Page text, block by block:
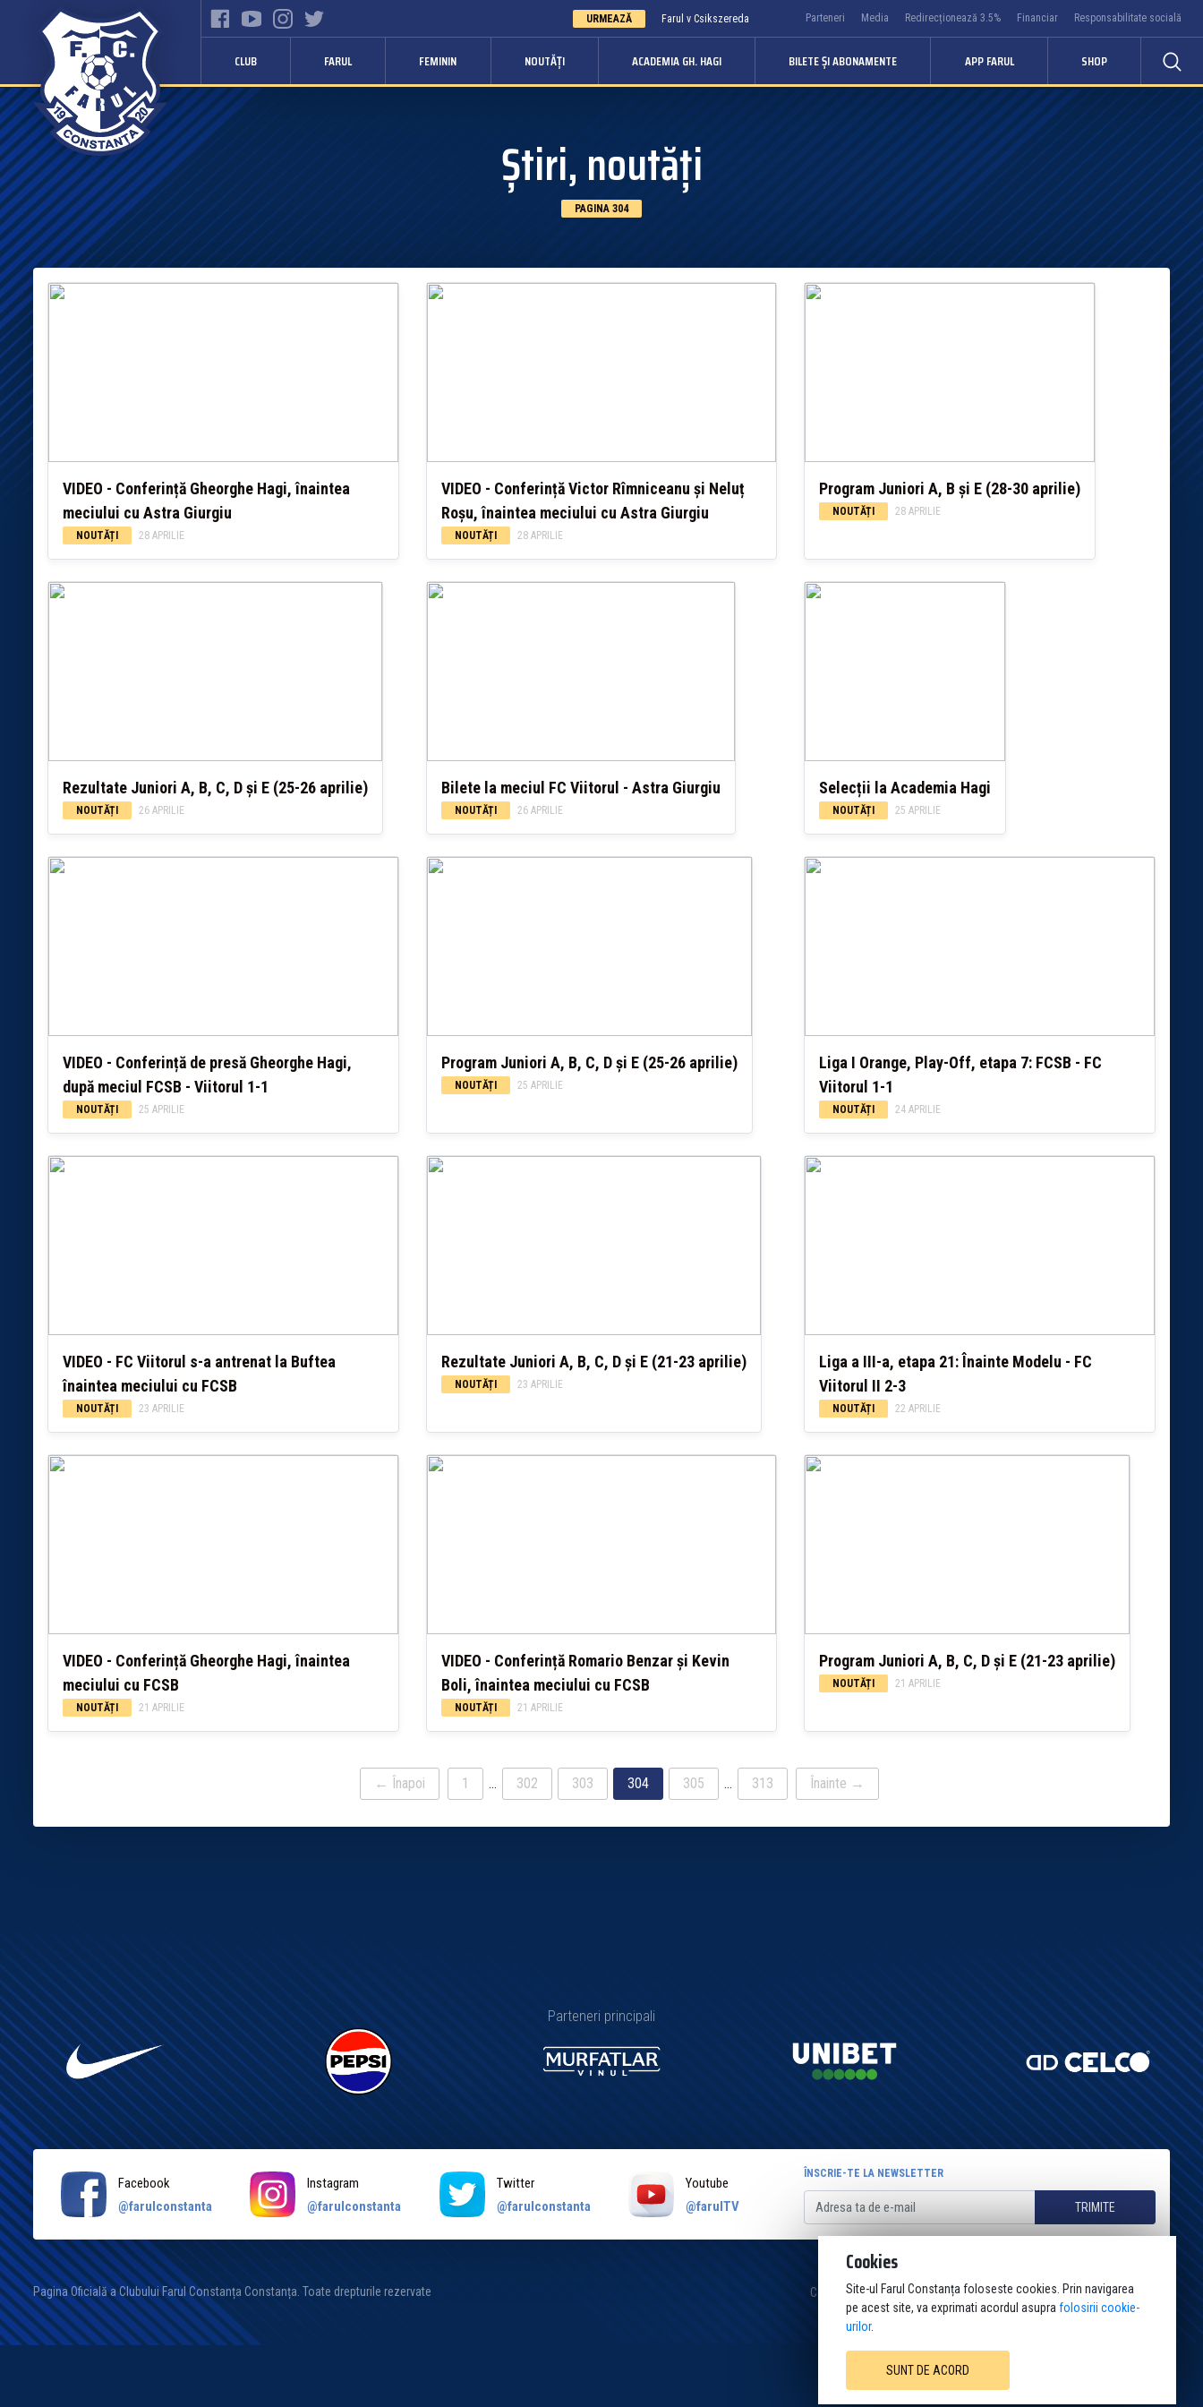
URMEAZĂ Farul v Csikszereda Parteneri Media Redirecționează 3.5% Financiar Responsabilitate socială
CLUB FARUL FEMININ NOUTĂȚI ACADEMIA GH. HAGI BILETE ȘI ABONAMENTE APP FARUL SHOP
Știri, noutăți
PAGINA 304
VIDEO - Conferință Gheorghe Hagi, înaintea
meciului cu Astra Giurgiu
NOUTĂȚI 28 APRILIE
VIDEO - Conferință Victor Rîmniceanu și Neluț
Roșu, înaintea meciului cu Astra Giurgiu
NOUTĂȚI 28 APRILIE
Program Juniori A, B și E (28-30 aprilie)
NOUTĂȚI 28 APRILIE
Rezultate Juniori A, B, C, D și E (25-26 aprilie)
NOUTĂȚI 26 APRILIE
Bilete la meciul FC Viitorul - Astra Giurgiu
NOUTĂȚI 26 APRILIE
Selecții la Academia Hagi
NOUTĂȚI 25 APRILIE
VIDEO - Conferință de presă Gheorghe Hagi,
după meciul FCSB - Viitorul 1-1
NOUTĂȚI 25 APRILIE
Program Juniori A, B, C, D și E (25-26 aprilie)
NOUTĂȚI 25 APRILIE
Liga I Orange, Play-Off, etapa 7: FCSB - FC
Viitorul 1-1
NOUTĂȚI 24 APRILIE
VIDEO - FC Viitorul s-a antrenat la Buftea
înaintea meciului cu FCSB
NOUTĂȚI 23 APRILIE
Rezultate Juniori A, B, C, D și E (21-23 aprilie)
NOUTĂȚI 23 APRILIE
Liga a III-a, etapa 21: Înainte Modelu - FC
Viitorul II 2-3
NOUTĂȚI 22 APRILIE
VIDEO - Conferință Gheorghe Hagi, înaintea
meciului cu FCSB
NOUTĂȚI 21 APRILIE
VIDEO - Conferință Romario Benzar și Kevin
Boli, înaintea meciului cu FCSB
NOUTĂȚI 21 APRILIE
Program Juniori A, B, C, D și E (21-23 aprilie)
NOUTĂȚI 21 APRILIE
← Înapoi 1 … 302 303 304 305 … 313 Înainte →
Parteneri principali
Facebook
@farulconstanta
Instagram
@farulconstanta
Twitter
@farulconstanta
Youtube
@farulTV
ÎNSCRIE-TE LA NEWSLETTER
TRIMITE
Pagina Oficială a Clubului Farul Constanța Constanța. Toate drepturile rezervate Cookies Politica de confidențialitate Termeni și condiții Contact
Cookies
Site-ul Farul Constanța foloseste cookies. Prin navigarea
pe acest site, va exprimati acordul asupra folosirii cookie-
urilor.
SUNT DE ACORD